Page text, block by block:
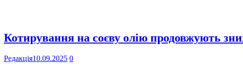
Котирування на соєву олію продовжують
Редакція10.09.2025 0